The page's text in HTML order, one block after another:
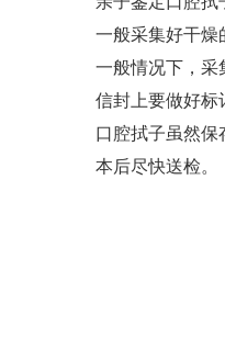
一般采集好干燥
一般情况下，采
信封上要做好标
口腔拭子虽然
本后尽快送检。